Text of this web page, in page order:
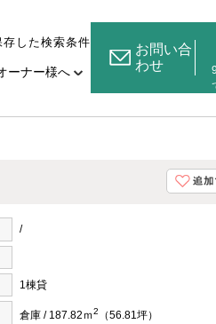
存した検索条件
ーナー様へ
お問い合
わせ
/
1棟貸
倉庫 / 187.82ｍ2 （56.81坪）